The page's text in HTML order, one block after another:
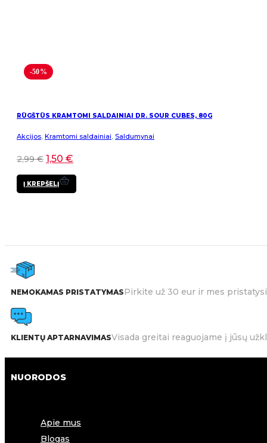
-50%
RŪGŠTŪS KRAMTOMI SALDAINIAI DR. SOUR CUBES, 80G
Akcijos Kramtomi saldainiai Saldumynai
2,99€ 1,50 €
Į KREPŠELĮ
NEMOKAMAS PRISTATYMASPirkite už 30 eur ir mes
KLIENTŲ APTARNAVIMASVisada greitai reaguojame į jūsų
NUORODOS
Apie mus
Blogas